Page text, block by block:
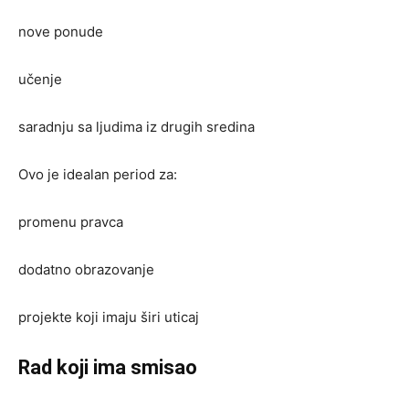
nove ponude
učenje
saradnju sa ljudima iz drugih sredina
Ovo je idealan period za:
promenu pravca
dodatno obrazovanje
projekte koji imaju širi uticaj
Rad koji ima smisao